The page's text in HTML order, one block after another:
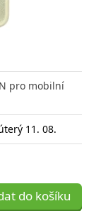
pro mobilní
11. 08.
do košíku